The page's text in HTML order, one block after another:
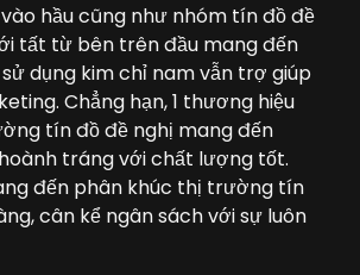
hầu cũng như nhóm tín đồ đề
tất từ bên trên đầu mang đến
dụng kim chỉ nam vẫn trợ giúp
Chẳng hạn, 1 thương hiệu
tín đồ đề nghị mang đến
tráng với chất lượng tốt.
đến phân khúc thị trường tín
cân kể ngân sách với sự luôn